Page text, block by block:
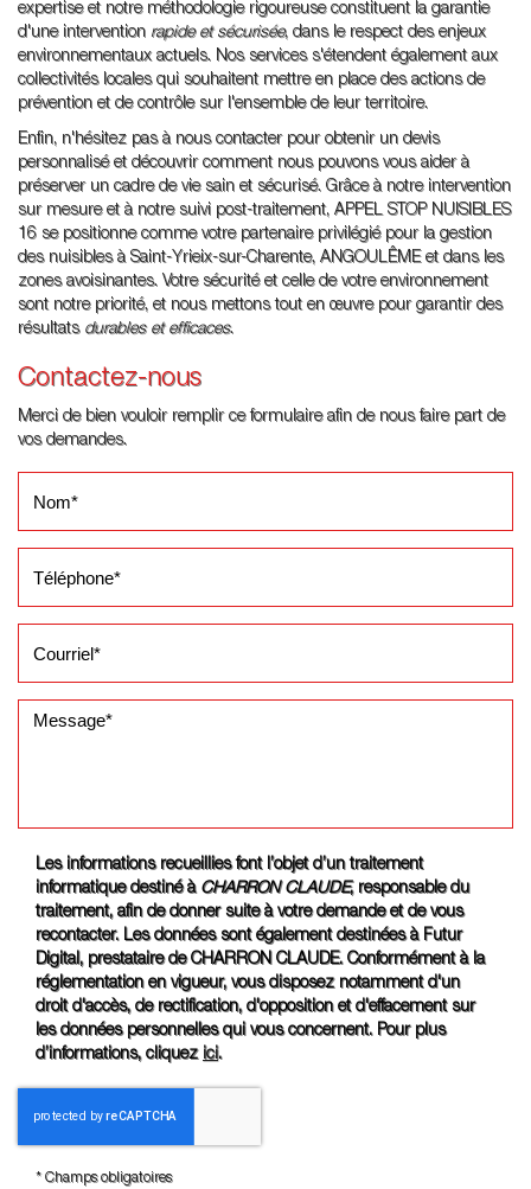
expertise et notre méthodologie rigoureuse constituent la garantie
d'une intervention rapide et sécurisée, dans le respect des enjeux
environnementaux actuels. Nos services s'étendent également aux
collectivités locales qui souhaitent mettre en place des actions de
prévention et de contrôle sur l'ensemble de leur territoire.
Enfin, n'hésitez pas à nous contacter pour obtenir un devis
personnalisé et découvrir comment nous pouvons vous aider à
préserver un cadre de vie sain et sécurisé. Grâce à notre intervention
sur mesure et à notre suivi post-traitement, APPEL STOP NUISIBLES
16 se positionne comme votre partenaire privilégié pour la gestion
des nuisibles à Saint-Yrieix-sur-Charente, ANGOULÊME et dans les
zones avoisinantes. Votre sécurité et celle de votre environnement
sont notre priorité, et nous mettons tout en œuvre pour garantir des
résultats durables et efficaces.
Contactez-nous
Merci de bien vouloir remplir ce formulaire afin de nous faire part de
vos demandes.
Les informations recueillies font l’objet d’un traitement
informatique destiné à
CHARRON CLAUDE, responsable du
traitement, afin de donner suite à votre demande et de vous
recontacter. Les données sont également destinées à Futur
Digital, prestataire de CHARRON CLAUDE. Conformément à la
réglementation en vigueur, vous disposez notamment d'un
droit d'accès, de rectification, d'opposition et d'effacement sur
les données personnelles qui vous concernent. Pour plus
d’informations, cliquez ici.
*Champs obligatoires